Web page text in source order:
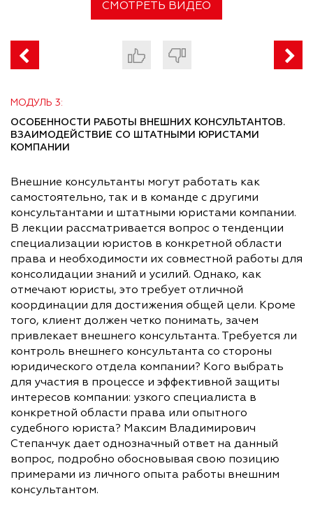
СМОТРЕТЬ ВИДЕО
МОДУЛЬ 3:
ОСОБЕННОСТИ РАБОТЫ ВНЕШНИХ КОНСУЛЬТАНТОВ.
ВЗАИМОДЕЙСТВИЕ СО ШТАТНЫМИ ЮРИСТАМИ
КОМПАНИИ
Внешние консультанты могут работать как
самостоятельно, так и в команде с другими
консультантами и штатными юристами компании.
В лекции рассматривается вопрос о тенденции
специализации юристов в конкретной области
права и необходимости их совместной работы для
консолидации знаний и усилий. Однако, как
отмечают юристы, это требует отличной
координации для достижения общей цели. Кроме
того, клиент должен четко понимать, зачем
привлекает внешнего консультанта. Требуется ли
контроль внешнего консультанта со стороны
юридического отдела компании? Кого выбрать
для участия в процессе и эффективной защиты
интересов компании: узкого специалиста в
конкретной области права или опытного
судебного юриста? Максим Владимирович
Степанчук дает однозначный ответ на данный
вопрос, подробно обосновывая свою позицию
примерами из личного опыта работы внешним
консультантом.